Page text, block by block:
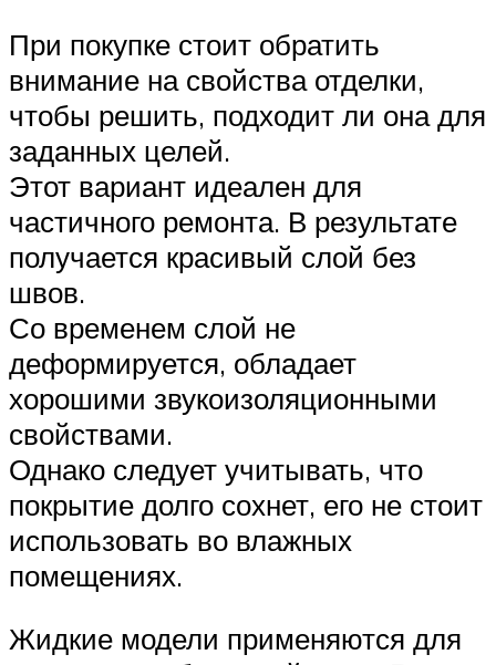
При покупке стоит обратить
внимание на свойства отделки,
чтобы решить, подходит ли она для
заданных целей.
Этот вариант идеален для
частичного ремонта. В результате
получается красивый слой без
швов.
Со временем слой не
деформируется, обладает
хорошими звукоизоляционными
свойствами.
Однако следует учитывать, что
покрытие долго сохнет, его не стоит
использовать во влажных
помещениях.
Жидкие модели применяются для